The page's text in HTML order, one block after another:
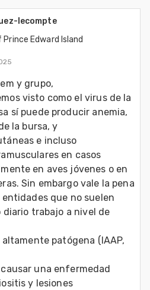
lecompte
Edward Island
y grupo,
visto como el virus de la
sí puede producir anemia,
la bursa, y
e incluso
en casos
en aves jóvenes o en
Sin embargo vale la pena
que no suelen
trabajo a nivel de
patógena (IAAP,
una enfermedad
y lesiones